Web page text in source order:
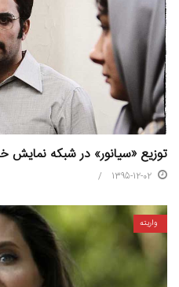
توزیع «سیانور» در شبکه نمایش
1395-12-02
واریته